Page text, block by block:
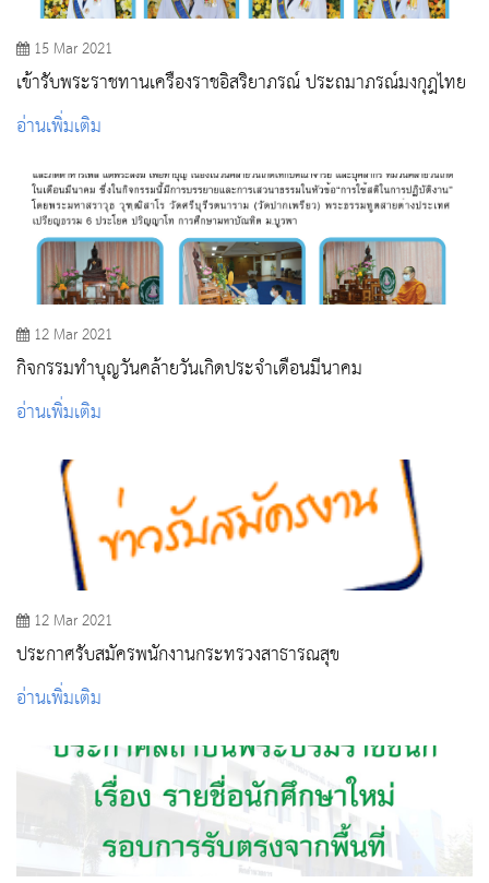
15 Mar 2021
เข้ารับพระราชทานเครื่องราชอิสริยาภรณ์ ประถมาภรณ์มงกุฎไทย
อ่านเพิ่มเติม
12 Mar 2021
กิจกรรมทําบุญวันคล้ายวันเกิดประจําเดือนมีนาคม
อ่านเพิ่มเติม
12 Mar 2021
ประกาศรับสมัครพนักงานกระทรวงสาธารณสุข
อ่านเพิ่มเติม